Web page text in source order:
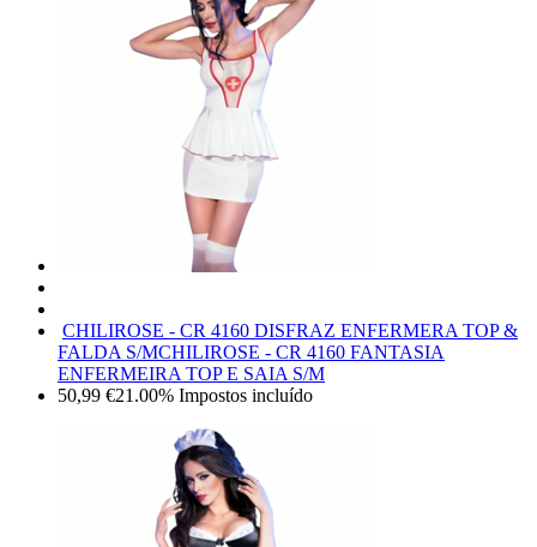
CHILIROSE - CR 4160 DISFRAZ ENFERMERA TOP &
FALDA S/MCHILIROSE - CR 4160 FANTASIA
ENFERMEIRA TOP E SAIA S/M
50,99 €21.00% Impostos incluído